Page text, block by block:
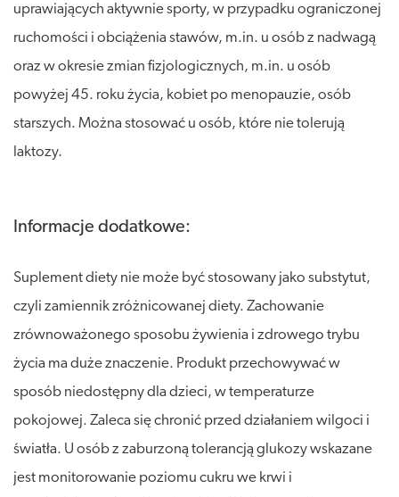
uprawiających aktywnie sporty, w przypadku ograniczonej
ruchomości i obciążenia stawów, m.in. u osób z nadwagą
oraz w okresie zmian fizjologicznych, m.in. u osób
powyżej 45. roku życia, kobiet po menopauzie, osób
starszych. Można stosować u osób, które nie tolerują
laktozy.
Informacje dodatkowe:
Suplement diety nie może być stosowany jako substytut,
czyli zamiennik zróżnicowanej diety. Zachowanie
zrównoważonego sposobu żywienia i zdrowego trybu
życia ma duże znaczenie. Produkt przechowywać w
sposób niedostępny dla dzieci, w temperaturze
pokojowej. Zaleca się chronić przed działaniem wilgoci i
światła. U osób z zaburzoną tolerancją glukozy wskazane
jest monitorowanie poziomu cukru we krwi i